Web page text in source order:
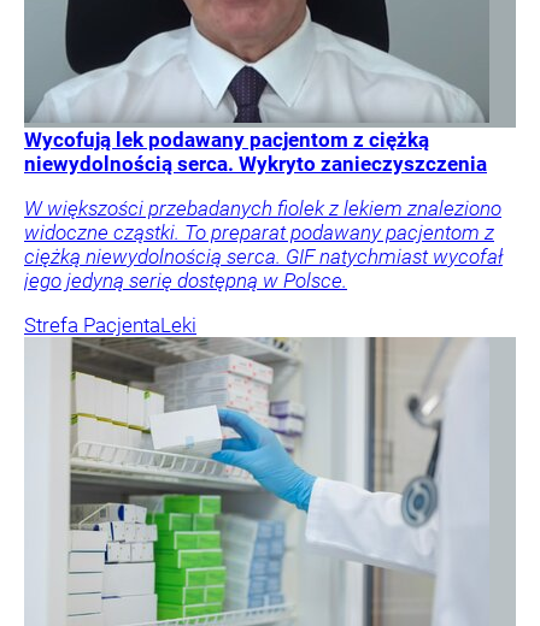
Wycofują lek podawany pacjentom z ciężką
niewydolnością serca. Wykryto zanieczyszczenia
W większości przebadanych fiolek z lekiem znaleziono
widoczne cząstki. To preparat podawany pacjentom z
ciężką niewydolnością serca. GIF natychmiast wycofał
jego jedyną serię dostępną w Polsce.
Strefa PacjentaLeki